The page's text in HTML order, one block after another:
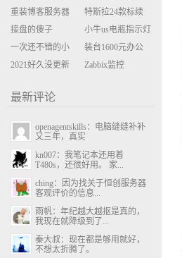
缝缝补补的事
座大山？当架构
决策变成配置清
单比价
重装博客服务器
环境
特斯拉24款标续
Model Y 2万公里
使用体验
接盘的傻子
小牛us电瓶指示灯
闪三次不上电
一次还不错的小
米售后体验
装台1600元办公
主机
2021好久没更新
Zabbix监控
最新评论
openagentskills：电脑缝缝补补
又三年，真实
kn007：我笔记本还用着
T480s，还很好用。 家...
ching：因为找关于恒创服务器
客观评价的信息...
雨帆：年纪越大越抠是真的，
我现在就降级到了...
秦大叔：现在都是够用就好，
不想太折腾了。